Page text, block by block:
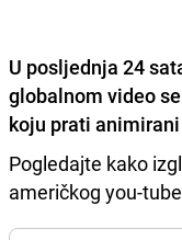
U posljednja 24
globalnom video
koju prati
Pogledajte kako
američkog you-